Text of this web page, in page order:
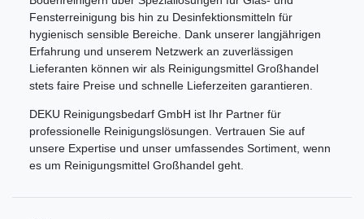
Fensterreinigung bis hin zu Desinfektionsmitteln für
hygienisch sensible Bereiche. Dank unserer langjährigen
Erfahrung und unserem Netzwerk an zuverlässigen
Lieferanten können wir als Reinigungsmittel Großhandel
stets faire Preise und schnelle Lieferzeiten garantieren.
DEKU Reinigungsbedarf GmbH ist Ihr Partner für
professionelle Reinigungslösungen. Vertrauen Sie auf
unsere Expertise und unser umfassendes Sortiment, wenn
es um Reinigungsmittel Großhandel geht.